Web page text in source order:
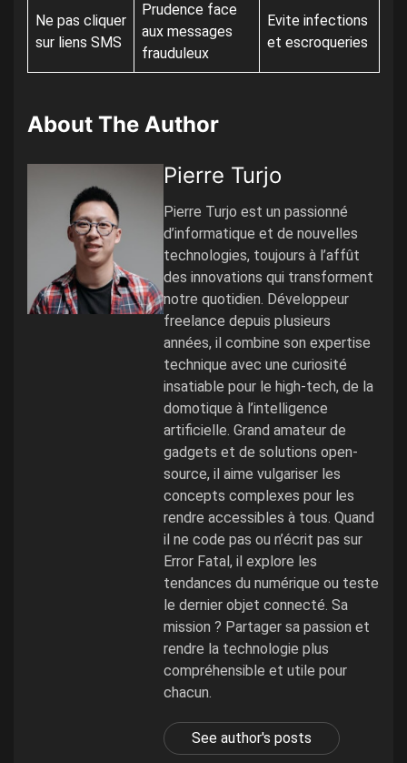
Ne pas cliquer
sur liens SMS
Prudence face
aux messages
frauduleux
Evite infections
et escroqueries
About The Author
Pierre Turjo
Pierre Turjo est un passionné
d’informatique et de nouvelles
technologies, toujours à l’affût
des innovations qui transforment
notre quotidien. Développeur
freelance depuis plusieurs
années, il combine son expertise
technique avec une curiosité
insatiable pour le high-tech, de la
domotique à l’intelligence
artificielle. Grand amateur de
gadgets et de solutions open-
source, il aime vulgariser les
concepts complexes pour les
rendre accessibles à tous. Quand
il ne code pas ou n’écrit pas sur
Error Fatal, il explore les
tendances du numérique ou teste
le dernier objet connecté. Sa
mission ? Partager sa passion et
rendre la technologie plus
compréhensible et utile pour
chacun.
See author's posts